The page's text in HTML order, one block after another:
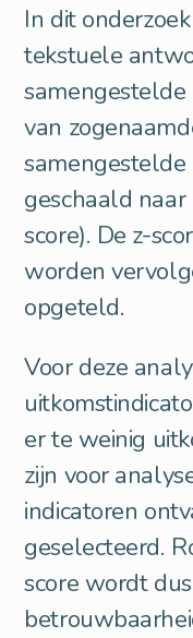
In dit
tekstuele
van
geschaald
score). De z-
worden
opgeteld.
Voor deze
er te weinig
zijn voor
indicatoren
geselecteerd.
score wordt